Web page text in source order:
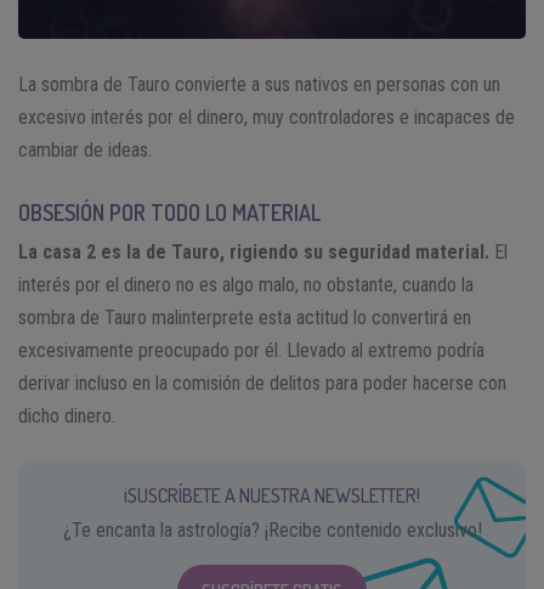
La sombra de Tauro convierte a sus nativos en personas con un
excesivo interés por el dinero, muy controladores e incapaces de
cambiar de ideas.
OBSESIÓN POR TODO LO MATERIAL
La casa 2 es la de Tauro, rigiendo su seguridad material. El
interés por el dinero no es algo malo, no obstante, cuando la
sombra de Tauro malinterprete esta actitud lo convertirá en
excesivamente preocupado por él. Llevado al extremo podría
derivar incluso en la comisión de delitos para poder hacerse con
dicho dinero.
¡SUSCRÍBETE A NUESTRA NEWSLETTER!
¿Te encanta la astrología? ¡Recibe contenido exclusivo!